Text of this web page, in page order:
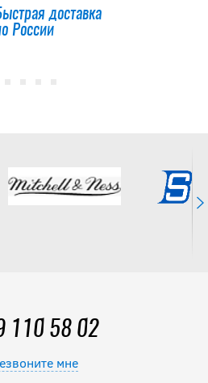
доставка
России
110 58 02
мне